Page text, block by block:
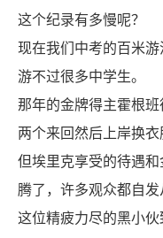
这个纪录有多慢呢？
现在我们中考的百米
游不过很多中学生。
那年的金牌得主霍根
两个来回然后上岸换衣
但埃里克享受的待遇
腾了，许多观众都自
这位精疲力尽的黑小伙